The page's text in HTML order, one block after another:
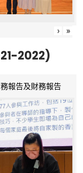
› »
2022)
報告及財務報告